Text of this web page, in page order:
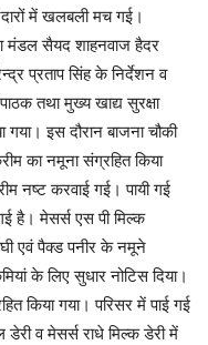
में खलबली मच गई।
मंडल सैयद शाहनवाज हैदर
प्रताप सिंह के निर्देशन व
तथा मुख्य खाद्य सुरक्षा
गया। इस दौरान बाजना चौकी
का नमूना संग्रहित किया
नष्ट करवाई गई। पायी गई
है। मेसर्स एस पी मिल्क
एवं पैक्ड पनीर के नमूने
के लिए सुधार नोटिस दिया।
किया गया। परिसर में पाई गई
डेरी व मेसर्स राधे मिल्क डेरी में